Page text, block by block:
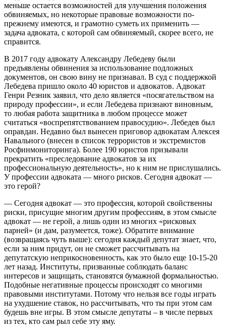
меньше остается возможностей для улучшения положения
обвиняемых, но некоторые правовые возможности по-
прежнему имеются, и грамотно суметь их применить —
задача адвоката, с которой сам обвиняемый, скорее всего, не
справится.
В 2017 году адвокату Александру Лебедеву были
предъявлены обвинения за использование подложных
документов, он свою вину не признавал. В суд с поддержкой
Лебедева пришло около 40 юристов и адвокатов. Адвокат
Генри Резник заявил, что дело является «посягательством на
природу профессии», и если Лебедева признают виновным,
то любая работа защитника в любом процессе может
считаться «воспрепятствованием правосудию». Лебедев был
оправдан. Недавно был вынесен приговор адвокатам Алексея
Навального (внесен в список террористов и экстремистов
Росфинмониторинга). Более 190 юристов призывали
прекратить «преследование адвокатов за их
профессиональную деятельность», но к ним не прислушались.
У профессии адвоката — много рисков. Сегодня адвокат —
это герой?
— Сегодня адвокат — это профессия, которой свойственны
риски, присущие многим другим профессиям, в этом смысле
адвокат — не герой, а лишь один из многих «рисковых
парней» (и дам, разумеется, тоже). Обратите внимание
(возвращаясь чуть выше): сегодня каждый депутат знает, что,
если за ним придут, он не сможет рассчитывать на
депутатскую неприкосновенность, как это было еще 10-15-20
лет назад. Институты, призванные соблюдать баланс
интересов и защищать, становятся бумажной формальностью.
Подобные негативные процессы происходят со многими
правовыми институтами. Потому что нельзя все годы играть
на ухудшение ставок, но рассчитывать, что ты при этом сам
будешь вне игры. В этом смысле депутаты – в числе первых
из тех, кто сам рыл себе эту яму.